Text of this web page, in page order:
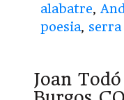
alabatre,
poesia,
Joan